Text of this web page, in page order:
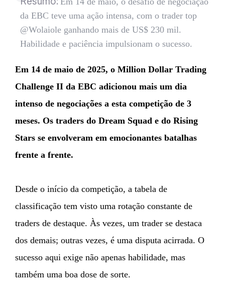
da EBC teve uma ação intensa, com o trader top
@Wolaiole ganhando mais de US$ 230 mil.
Habilidade e paciência impulsionam o sucesso.
Em 14 de maio de 2025, o Million Dollar Trading
Challenge II da EBC adicionou mais um dia
intenso de negociações a esta competição de 3
meses. Os traders do Dream Squad e do Rising
Stars se envolveram em emocionantes batalhas
frente a frente.
Desde o início da competição, a tabela de
classificação tem visto uma rotação constante de
traders de destaque. Às vezes, um trader se destaca
dos demais; outras vezes, é uma disputa acirrada. O
sucesso aqui exige não apenas habilidade, mas
também uma boa dose de sorte.